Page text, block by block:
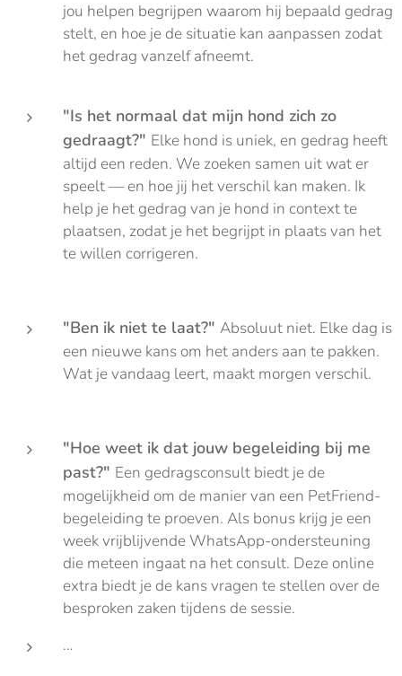
jou helpen begrijpen waarom hij bepaald gedrag
stelt, en hoe je de situatie kan aanpassen zodat
het gedrag vanzelf afneemt.
"Is het normaal dat mijn hond zich zo
gedraagt?" Elke hond is uniek, en gedrag heeft
altijd een reden. We zoeken samen uit wat er
speelt — en hoe jij het verschil kan maken. Ik
help je het gedrag van je hond in context te
plaatsen, zodat je het begrijpt in plaats van het
te willen corrigeren.
"Ben ik niet te laat?" Absoluut niet. Elke dag is
een nieuwe kans om het anders aan te pakken.
Wat je vandaag leert, maakt morgen verschil.
"Hoe weet ik dat jouw begeleiding bij me
past?" Een gedragsconsult biedt je de
mogelijkheid om de manier van een PetFriend-
begeleiding te proeven. Als bonus krijg je een
week vrijblijvende WhatsApp-ondersteuning
die meteen ingaat na het consult. Deze online
extra biedt je de kans vragen te stellen over de
besproken zaken tijdens de sessie.
…